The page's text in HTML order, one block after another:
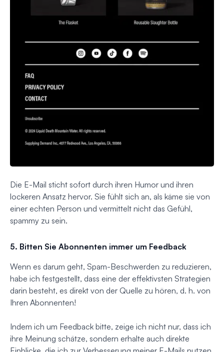
Die E-Mail sticht sofort durch ihren Humor und ihren
lockeren Ansatz hervor. Sie fühlt sich an, als käme sie von
einer echten Person und vermittelt nicht das Gefühl,
spammy zu sein.
5. Bitten Sie Abonnenten immer um Feedback
Wenn es darum geht, Spam-Beschwerden zu reduzieren,
habe ich festgestellt, dass eine der effektivsten Strategien
darin besteht, es direkt von der Quelle zu hören, d. h. von
Ihren Abonnenten!
Indem ich um Feedback bitte, zeige ich nicht nur, dass ich
ihre Meinung schätze, sondern erhalte auch direkte